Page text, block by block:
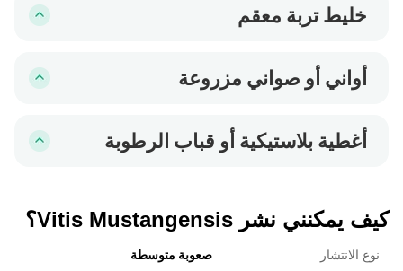
هرمون التجذير على الطرف المقطوع، يمكن تسريع
خليط تربة معقم
والأمراض، وهي عوامل حاسمة في نجاح الإكثار بهذه
أواني أو صواني مزروعة
أمرًا مهمًا لتجنب تشبع المياه وتشجيع تطوير الجذور
أغطية بلاستيكية أو قباب الرطوبة
من الأوراق ويدعم التجذير بشكل أفضل. تحافظ هذه
الأغطية على مستوى ثابت من الرطوبة وهو أمر حيوي
لمراحل التطوير المبكرة للقطع.
كيف يمكنني نشر Vitis Mustangensis؟
نوع الانتشار صعوبة متوسطة